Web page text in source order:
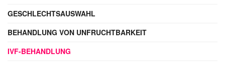
GESCHLECHTSAUSWAHL
BEHANDLUNG VON UNFRUCHTBARKEIT
IVF-BEHANDLUNG